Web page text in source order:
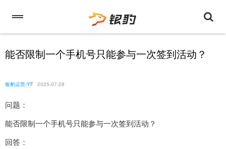
能否限制一个手机号只能参与一次签到活动？
银豹运营-YF 2025-07-28
问题：
能否限制一个手机号只能参与一次签到活动？
回答：